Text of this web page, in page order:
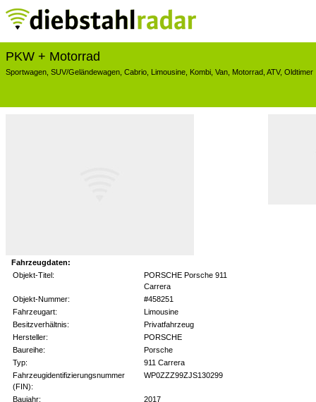
PKW + Motorrad
Sportwagen SUV/Geländewagen Cabrio Limousine Kombi Van Motorrad ATV, Oldtimer
Fahrzeugdaten:
Objekt-Titel:
PORSCHE Porsche 911
Carrera
Objekt-Nummer:
#458251
Fahrzeugart:
Limousine
Besitzverhältnis:
Privatfahrzeug
Hersteller:
PORSCHE
Baureihe:
Porsche
Typ:
911 Carrera
Fahrzeugidentifizierungsnummer
(FIN):
WP0ZZZ99ZJS130299
Baujahr:
2017